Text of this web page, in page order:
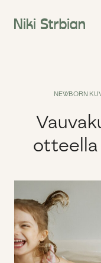
sisältöön
NEWBORN
otteella